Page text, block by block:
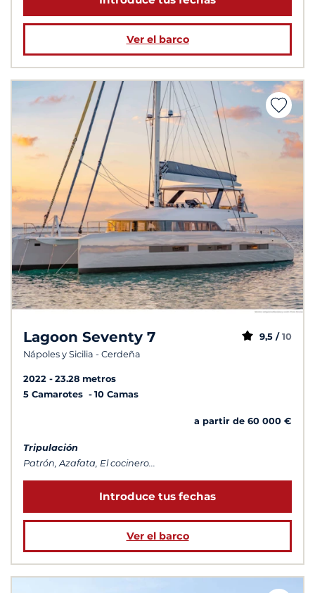
Ver el barco
Lagoon Seventy 7
Nápoles y Sicilia - Cerdeña
9,5 / 10
2022
23.28 metros
5 Camarotes
10 Camas
a partir de 60 000 €
Tripulación
Patrón, Azafata, El cocinero...
Introduce tus fechas
Ver el barco